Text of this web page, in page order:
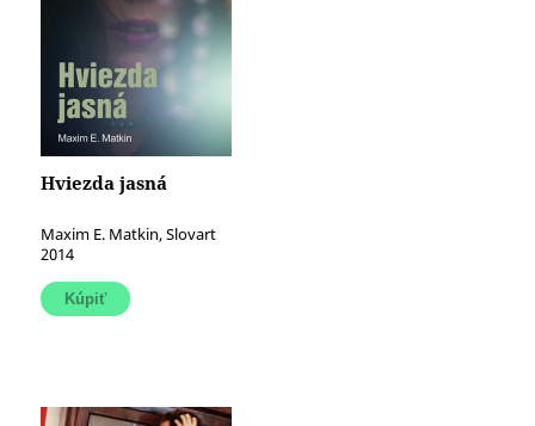
Hviezda jasná
Maxim E. Matkin, Slovart
2014